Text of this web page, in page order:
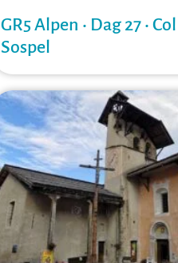
GR5 Alpen • Dag 27 •
Sospel